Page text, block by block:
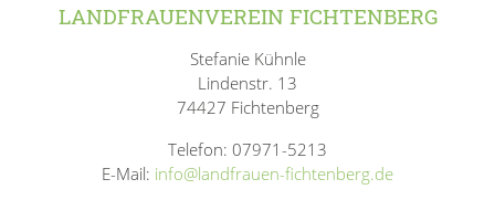
LANDFRAUENVEREIN FICHTENBERG
Stefanie Kühnle
Lindenstr. 13
74427 Fichtenberg
Telefon: 07971-5213
E-Mail: info@landfrauen-fichtenberg.de